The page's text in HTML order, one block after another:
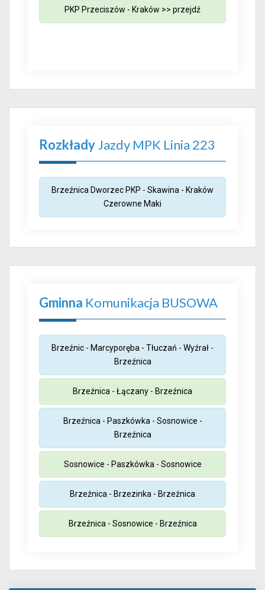
PKP Przeciszów - Kraków >> przejdź
RozkładyJazdy MPK Linia 223
Brzeźnica Dworzec PKP - Skawina - Kraków
Czerowne Maki
Gminna Komunikacja BUSOWA
Brzeźnic - Marcyporęba - Tłuczań - Wyźrał -
Brzeźnica
Brzeźnica - Łączany - Brzeźnica
Brzeźnica - Paszkówka - Sosnowice -
Brzeźnica
Sosnowice - Paszkówka - Sosnowice
Brzeźnica - Brzezinka - Brzeźnica
Brzeźnica - Sosnowice - Brzeźnica